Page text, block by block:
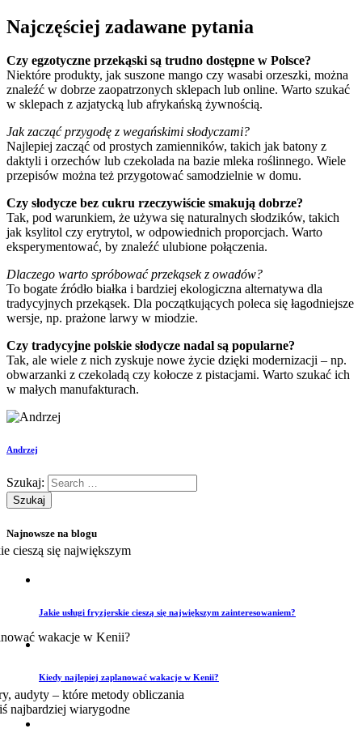
Najczęściej zadawane pytania
Czy egzotyczne przekąski są trudno dostępne w Polsce?
Niektóre produkty, jak suszone mango czy wasabi orzeszki, można
znaleźć w dobrze zaopatrzonych sklepach lub online. Warto szukać
w sklepach z azjatycką lub afrykańską żywnością.
Jak zacząć przygodę z wegańskimi słodyczami?
Najlepiej zacząć od prostych zamienników, takich jak batony z
daktyli i orzechów lub czekolada na bazie mleka roślinnego. Wiele
przepisów można też przygotować samodzielnie w domu.
Czy słodycze bez cukru rzeczywiście smakują dobrze?
Tak, pod warunkiem, że używa się naturalnych słodzików, takich
jak ksylitol czy erytrytol, w odpowiednich proporcjach. Warto
eksperymentować, by znaleźć ulubione połączenia.
Dlaczego warto spróbować przekąsek z owadów?
To bogate źródło białka i bardziej ekologiczna alternatywa dla
tradycyjnych przekąsek. Dla początkujących poleca się łagodniejsze
wersje, np. prażone larwy w miodzie.
Czy tradycyjne polskie słodycze nadal są popularne?
Tak, ale wiele z nich zyskuje nowe życie dzięki modernizacji – np.
obwarzanki z czekoladą czy kołocze z pistacjami. Warto szukać ich
w małych manufakturach.
Andrzej
Szukaj:
Najnowsze na blogu
Jakie usługi fryzjerskie cieszą się największym zainteresowaniem?
Kiedy najlepiej zaplanować wakacje w Kenii?